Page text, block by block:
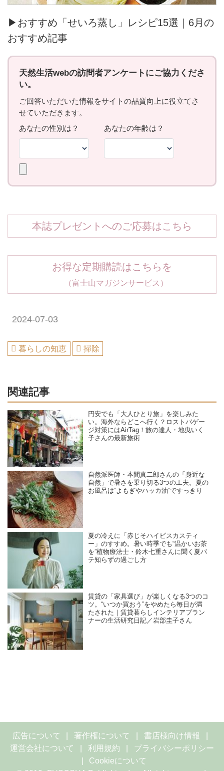
▶おすすめ「せいろ蒸し」レシピ15選｜6月の
おすすめ記事
本誌プレゼントへのご応募はこちら
お得な定期購読はこちらを
（富士山マガジンサービス）
2024-07-03
暮らしの知恵 掃除
関連記事
円安でも「大人ひとり旅」を楽しみた
い。海外ならどこへ行く？ロストバゲー
ジ対策にはAirTag！旅の達人・地曳いく
子さんの最新旅術
自然派医師・本間真二郎さんの「身近な
自然」で暑さを乗り切る3つの工夫。夏の
お風呂は“よもぎやハッカ油”ですっきり
夏の冷えに「赤じそハイビスカスティ
ー」のすすめ。暑い時季でも“温かいお茶
を”植物療法士・鈴木七重さんに聞く夏バ
テ知らずの過ごし方
賃貸の「家具選び」が楽しくなる3つのコ
ツ。“いつか買おう”をやめたら毎日が満
たされた｜賃貸暮らしインテリアプラン
ナーの生活研究日記／岩部圭子さん
広告について 著作権について
書店様向け情報
運営会社について
利用規約
プライバシーポリシー
Cookieについて